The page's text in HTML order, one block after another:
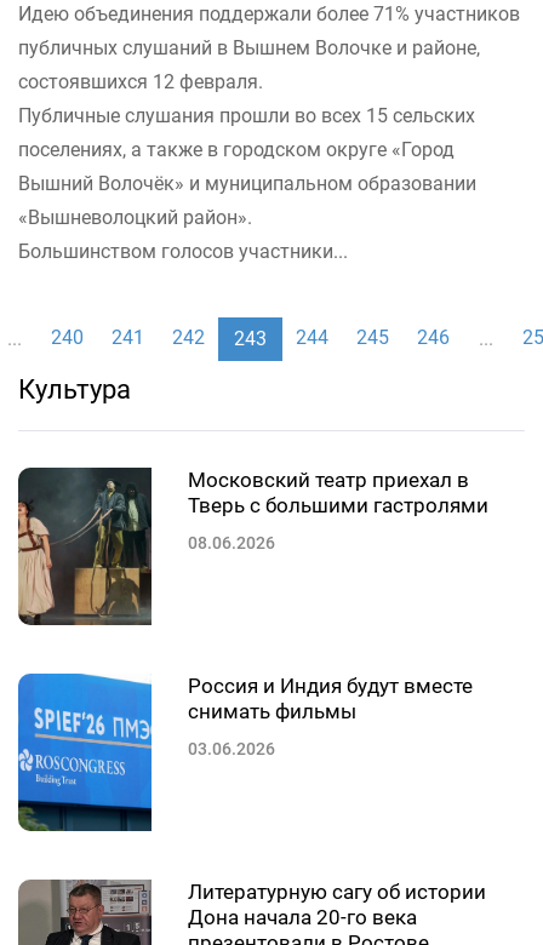
Идею объединения поддержали более 71% участников
публичных слушаний в Вышнем Волочке и районе,
состоявшихся 12 февраля.
Публичные слушания прошли во всех 15 сельских
поселениях, а также в городском округе «Город
Вышний Волочёк» и муниципальном образовании
«Вышневолоцкий район».
Большинством голосов участники...
... 240 241 242 243 244 245 246 ...
Культура
Московский театр приехал в
Тверь с большими гастролями
08.06.2026
Россия и Индия будут вместе
снимать фильмы
03.06.2026
Литературную сагу об истории
Дона начала 20-го века